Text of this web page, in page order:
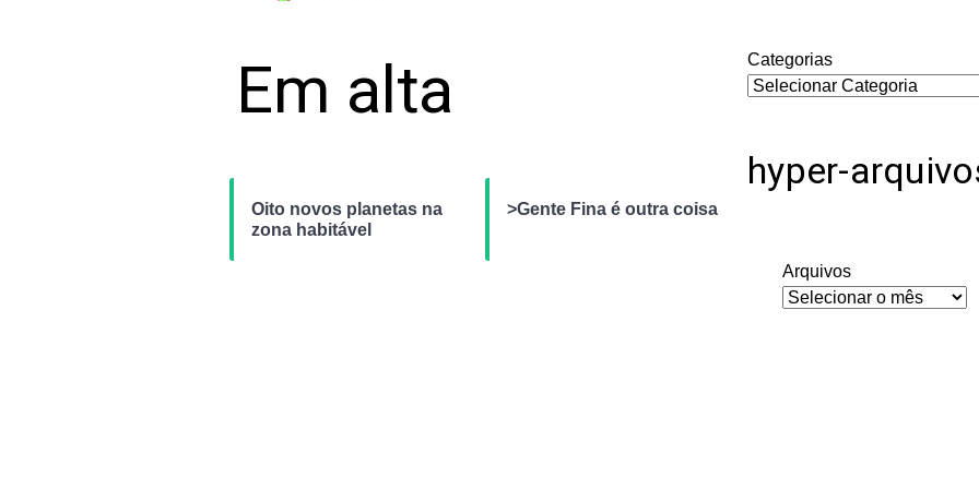
Em alta
Oito novos planetas na
zona habitável
>Gente Fina é outra coisa
Categorias
hyper-
Arquivos